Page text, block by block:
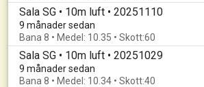
Sala SG • 10m luft • 20251110
9 månader sedan
Bana 8 • Medel: 10.35 • Skott:60
Sala SG • 10m luft • 20251029
9 månader sedan
Bana 8 • Medel: 10.34 • Skott:40